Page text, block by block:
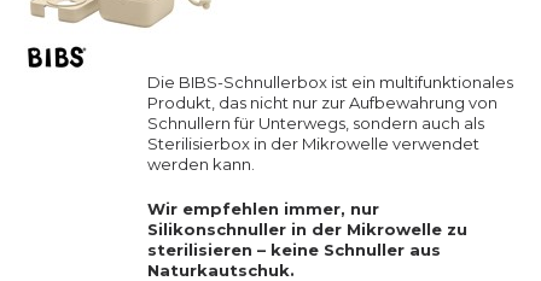
Die BIBS-Schnullerbox ist ein multifunktionales
Produkt, das nicht nur zur Aufbewahrung von
Schnullern für Unterwegs, sondern auch als
Sterilisierbox in der Mikrowelle verwendet
werden kann.
Wir empfehlen immer, nur
Silikonschnuller in der Mikrowelle zu
sterilisieren – keine Schnuller aus
Naturkautschuk.